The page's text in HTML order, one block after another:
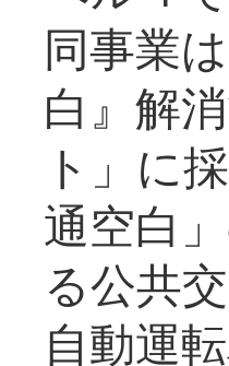
同事業
白』解
ト」に
通空白
る公共
自動運